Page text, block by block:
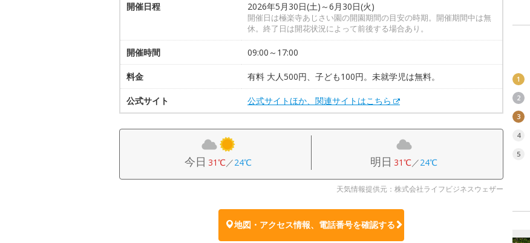
開催日程 2026年5月30日(土)～6月30日(火)
開催日は極楽寺あじさい園の開園期間の目安の時期。開催期間中は無
休。終了日は開花状況によって前後する場合あり。
開催時間 09:00～17:00
料金 有料 大人500円、子ども100円。未就学児は無料。
公式サイト 公式サイトほか、関連サイトはこちら
今日 31℃／24℃ 明日 31℃／24℃
天気情報提供元：株式会社ライフビジネスウェザー
地図・アクセス情報、電話番号を確認する
1
2
3
4
5